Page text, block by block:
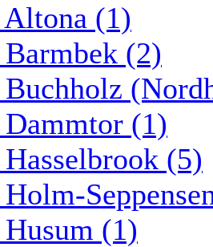
(1)
(2)
(1)
(5)
(1)